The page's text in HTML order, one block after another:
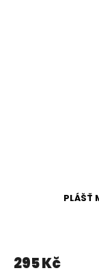
PLÁŠŤ
295 Kč